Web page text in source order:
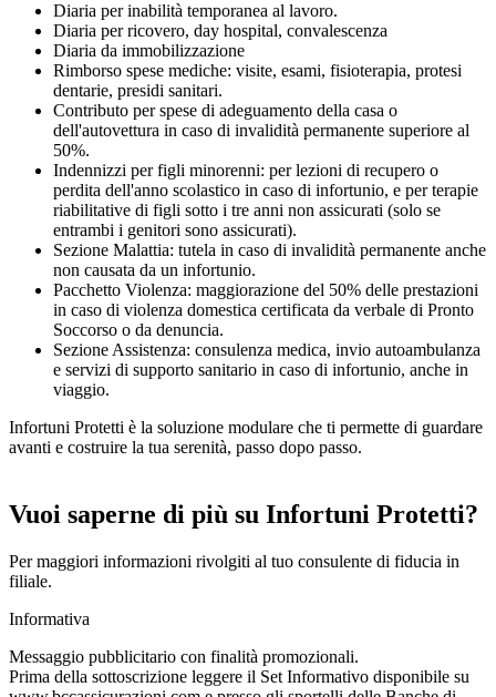
Diaria per inabilità temporanea al lavoro.
Diaria per ricovero, day hospital, convalescenza
Diaria da immobilizzazione
Rimborso spese mediche: visite, esami, fisioterapia, protesi
dentarie, presidi sanitari.
Contributo per spese di adeguamento della casa o
dell'autovettura in caso di invalidità permanente superiore al
50%.
Indennizzi per figli minorenni: per lezioni di recupero o
perdita dell'anno scolastico in caso di infortunio, e per terapie
riabilitative di figli sotto i tre anni non assicurati (solo se
entrambi i genitori sono assicurati).
Sezione Malattia: tutela in caso di invalidità permanente anche
non causata da un infortunio.
Pacchetto Violenza: maggiorazione del 50% delle prestazioni
in caso di violenza domestica certificata da verbale di Pronto
Soccorso o da denuncia.
Sezione Assistenza: consulenza medica, invio autoambulanza
e servizi di supporto sanitario in caso di infortunio, anche in
viaggio.
Infortuni Protetti è la soluzione modulare che ti permette di guardare
avanti e costruire la tua serenità, passo dopo passo.
Vuoi saperne di più su Infortuni Protetti?
Per maggiori informazioni rivolgiti al tuo consulente di fiducia in
filiale.
Informativa
Messaggio pubblicitario con finalità promozionali.
Prima della sottoscrizione leggere il Set Informativo disponibile su